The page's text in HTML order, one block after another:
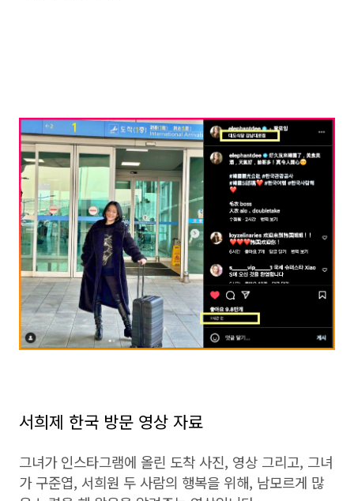
서희제 한국 방문 영상 자료
그녀가 인스타그램에 올린 도착 사진, 영상 그리고, 그녀
가 구준엽, 서희원 두 사람의 행복을 위해, 남모르게 많